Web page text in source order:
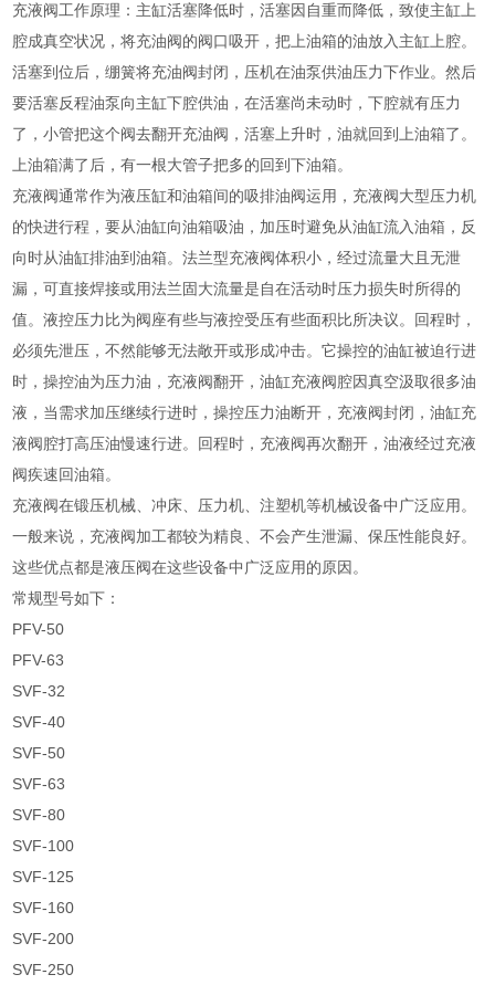
充液阀工作原理：主缸活塞降低时，活塞因自重而降低，致使主缸上
腔成真空状况，将充油阀的阀口吸开，把上油箱的油放入主缸上腔。
活塞到位后，绷簧将充油阀封闭，压机在油泵供油压力下作业。然后
要活塞反程油泵向主缸下腔供油，在活塞尚未动时，下腔就有压力
了，小管把这个阀去翻开充油阀，活塞上升时，油就回到上油箱了。
上油箱满了后，有一根大管子把多的回到下油箱。
充液阀通常作为液压缸和油箱间的吸排油阀运用，充液阀大型压力机
的快进行程，要从油缸向油箱吸油，加压时避免从油缸流入油箱，反
向时从油缸排油到油箱。法兰型充液阀体积小，经过流量大且无泄
漏，可直接焊接或用法兰固大流量是自在活动时压力损失时所得的
值。液控压力比为阀座有些与液控受压有些面积比所决议。回程时，
必须先泄压，不然能够无法敞开或形成冲击。它操控的油缸被迫行进
时，操控油为压力油，充液阀翻开，油缸充液阀腔因真空汲取很多油
液，当需求加压继续行进时，操控压力油断开，充液阀封闭，油缸充
液阀腔打高压油慢速行进。回程时，充液阀再次翻开，油液经过充液
阀疾速回油箱。
充液阀在锻压机械、冲床、压力机、注塑机等机械设备中广泛应用。
一般来说，充液阀加工都较为精良、不会产生泄漏、保压性能良好。
这些优点都是液压阀在这些设备中广泛应用的原因。
常规型号如下：
PFV-50
PFV-63
SVF-32
SVF-40
SVF-50
SVF-63
SVF-80
SVF-100
SVF-125
SVF-160
SVF-200
SVF-250